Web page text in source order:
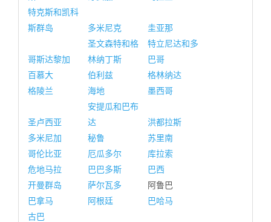
特克斯和凯科
斯群岛
多米尼克 圭亚那
哥斯达黎加
圣文森特和格
林纳丁斯
特立尼达和多
巴哥
百慕大
伯利兹
格林纳达
格陵兰
海地 墨西哥
圣卢西亚
安提瓜和巴布
达
洪都拉斯
多米尼加
秘鲁
苏里南
哥伦比亚
厄瓜多尔
库拉索
危地马拉
巴巴多斯
巴西
开曼群岛
萨尔瓦多
阿鲁巴
巴拿马
阿根廷
巴哈马
古巴